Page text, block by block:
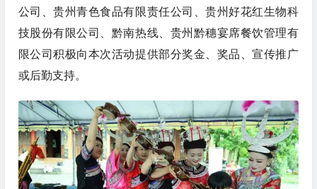
公司、贵州青色食品有限责任公司、贵州好花红生物科
技股份有限公司、黔南热线、贵州黔穗宴席餐饮管理有
限公司积极向本次活动提供部分奖金、奖品、宣传推广
或后勤支持。